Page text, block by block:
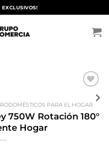
EXCLUSIVOS!
Añadir
lista de
deseos
PARA EL HOGAR
750W Rotación 180°
Hogar